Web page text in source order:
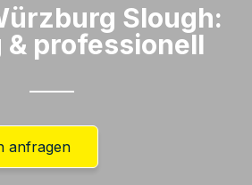
Slough:
& professionell​
anfragen